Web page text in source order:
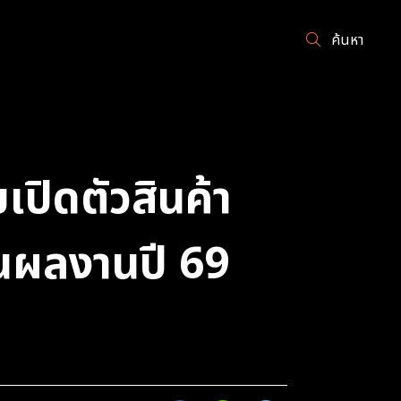
ค้นหา
ปิดตัวสินค้า
ลงานปี 69